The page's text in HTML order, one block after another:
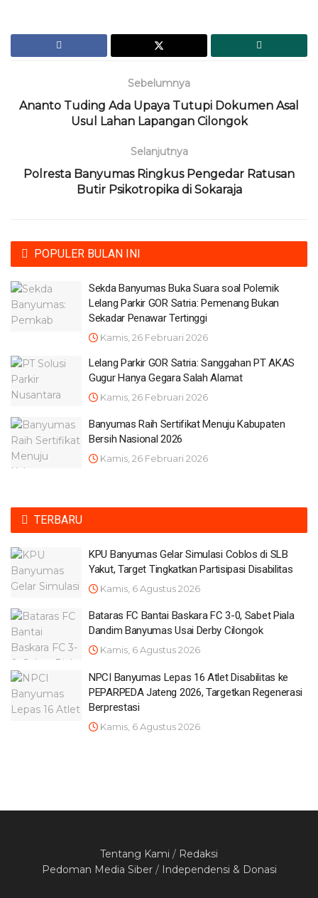
Sebelumnya
Ananto Tuding Ada Upaya Tutupi Dokumen Asal
Usul Lahan Lapangan Cilongok
Selanjutnya
Polresta Banyumas Ringkus Pengedar Ratusan
Butir Psikotropika di Sokaraja
POPULER BULAN INI
Sekda Banyumas Buka Suara soal Polemik
Lelang Parkir GOR Satria: Pemenang Bukan
Sekadar Penawar Tertinggi
Kamis, 26 Februari 2026
Lelang Parkir GOR Satria: Sanggahan PT AKAS
Gugur Hanya Gegara Salah Alamat
Kamis, 26 Februari 2026
Banyumas Raih Sertifikat Menuju Kabupaten
Bersih Nasional 2026
Kamis, 26 Februari 2026
TERBARU
KPU Banyumas Gelar Simulasi Coblos di SLB
Yakut, Target Tingkatkan Partisipasi Disabilitas
Kamis, 6 Agustus 2026
Bataras FC Bantai Baskara FC 3-0, Sabet Piala
Dandim Banyumas Usai Derby Cilongok
Kamis, 6 Agustus 2026
NPCI Banyumas Lepas 16 Atlet Disabilitas ke
PEPARPEDA Jateng 2026, Targetkan Regenerasi
Berprestasi
Kamis, 6 Agustus 2026
Tentang Kami / Redaksi
Pedoman Media Siber/ Independensi & Donasi